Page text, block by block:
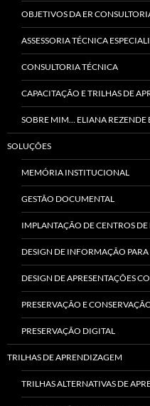
OBJETIVOS DA ER
ASSESSORIA TÉCNICA
CONSULTORIA TÉCNICA
CAPACITAÇÃO E TRILHAS DE
SOBRE MIM… ELIANA REZENDE
SOLUÇÕES
MEMÓRIA INSTITUCIONAL
GESTÃO DOCUMENTAL
IMPLANTAÇÃO DE CENTROS
DESIGN DE INFORMAÇÃO
DESIGN DE APRESENTAÇÕES
PRESERVAÇÃO E
PRESERVAÇÃO DIGITAL
TRILHAS DE APRENDIZAGEM
TRILHAS ALTERNATIVAS DE